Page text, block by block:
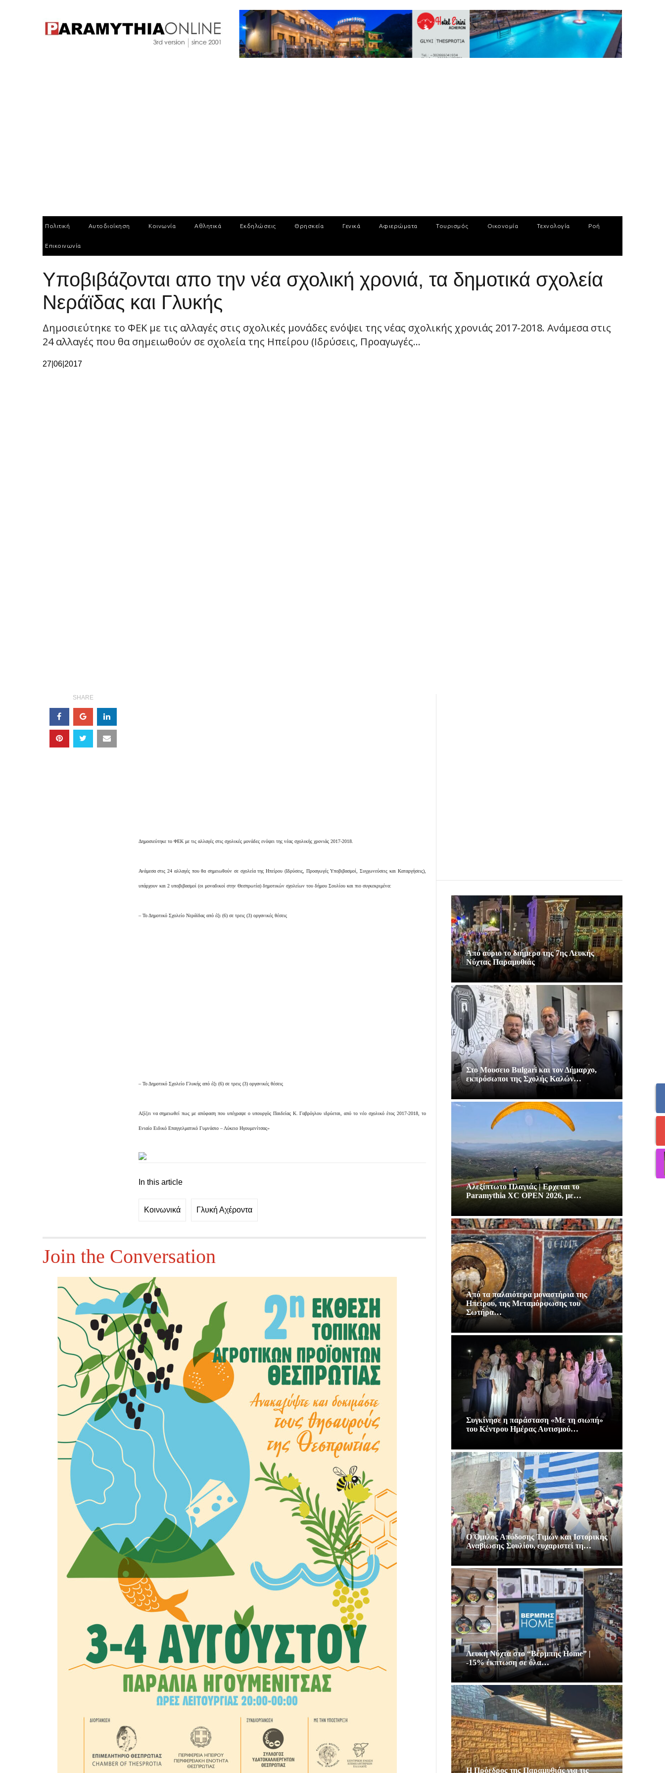
Πολιτική Αυτοδιοίκηση Κοινωνία Αθλητικά Εκδηλώσεις Θρησκεία Γενικά Αφιερώματα Τουρισμός Οικονομία Τεχνολογία Ροή
Επικοινωνία
Υποβιβάζονται απο την νέα σχολική χρονιά, τα δημοτικά σχολεία
Νεράϊδας και Γλυκής
Δημοσιεύτηκε το ΦΕΚ με τις αλλαγές στις σχολικές μονάδες ενόψει της νέας σχολικής χρονιάς 2017-2018. Ανάμεσα στις
24 αλλαγές που θα σημειωθούν σε σχολεία της Ηπείρου (Ιδρύσεις, Προαγωγές...
27|06|2017
SHARE
Δημοσιεύτηκε το ΦΕΚ με τις αλλαγές στις σχολικές μονάδες ενόψει της νέας σχολικής χρονιάς 2017-2018.
Ανάμεσα στις 24 αλλαγές που θα σημειωθούν σε σχολεία της Ηπείρου (Ιδρύσεις, Προαγωγές Υποβιβασμοί, Συγχωνεύσεις και Καταργήσεις),
υπάρχουν και 2 υποβιβασμοί (οι μοναδικοί στην Θεσπρωτία) δημοτικών σχολείων του δήμου Σουλίου και πιο συγκεκριμένα:
– Το Δημοτικό Σχολείο Νεράϊδας από έξι (6) σε τρεις (3) οργανικές θέσεις
– Το Δημοτικό Σχολείο Γλυκής από έξι (6) σε τρεις (3) οργανικές θέσεις
Αξίζει να σημειωθεί πως με απόφαση που υπέγραψε ο υπουργός Παιδείας Κ. Γαβρόγλου ιδρύεται, από το νέο σχολικό έτος 2017-2018, το
Ενιαίο Ειδικό Επαγγελματικό Γυμνάσιο – Λύκειο Ηγουμενίτσας»
In this article
Κοινωνικά Γλυκή Αχέροντα
Join the Conversation
Από αύριο το διήμερο της 7ης Λευκής
Νύχτας Παραμυθιάς
Στο Μουσειο Bulgari και τον Δήμαρχο,
εκπρόσωποι της Σχολής Καλών…
Αλεξίπτωτο Πλαγιάς | Ερχεται το
Paramythia XC OPEN 2026, με…
Από τα παλαιότερα μοναστήρια της
Ηπείρου, της Μεταμόρφωσης του
Σωτήρα…
Συγκίνησε η παράσταση «Με τη σιωπή»
του Κέντρου Ημέρας Αυτισμού…
Ο Όμιλος Απόδοσης Τιμών και Ιστορικής
Αναβίωσης Σουλίου, ευχαριστεί τη…
Λευκή Νύχτα στο “Βέρμπης Home” |
-15% έκπτωση σε όλα…
Η Πρόεδρος της Παραμυθιάς για τις